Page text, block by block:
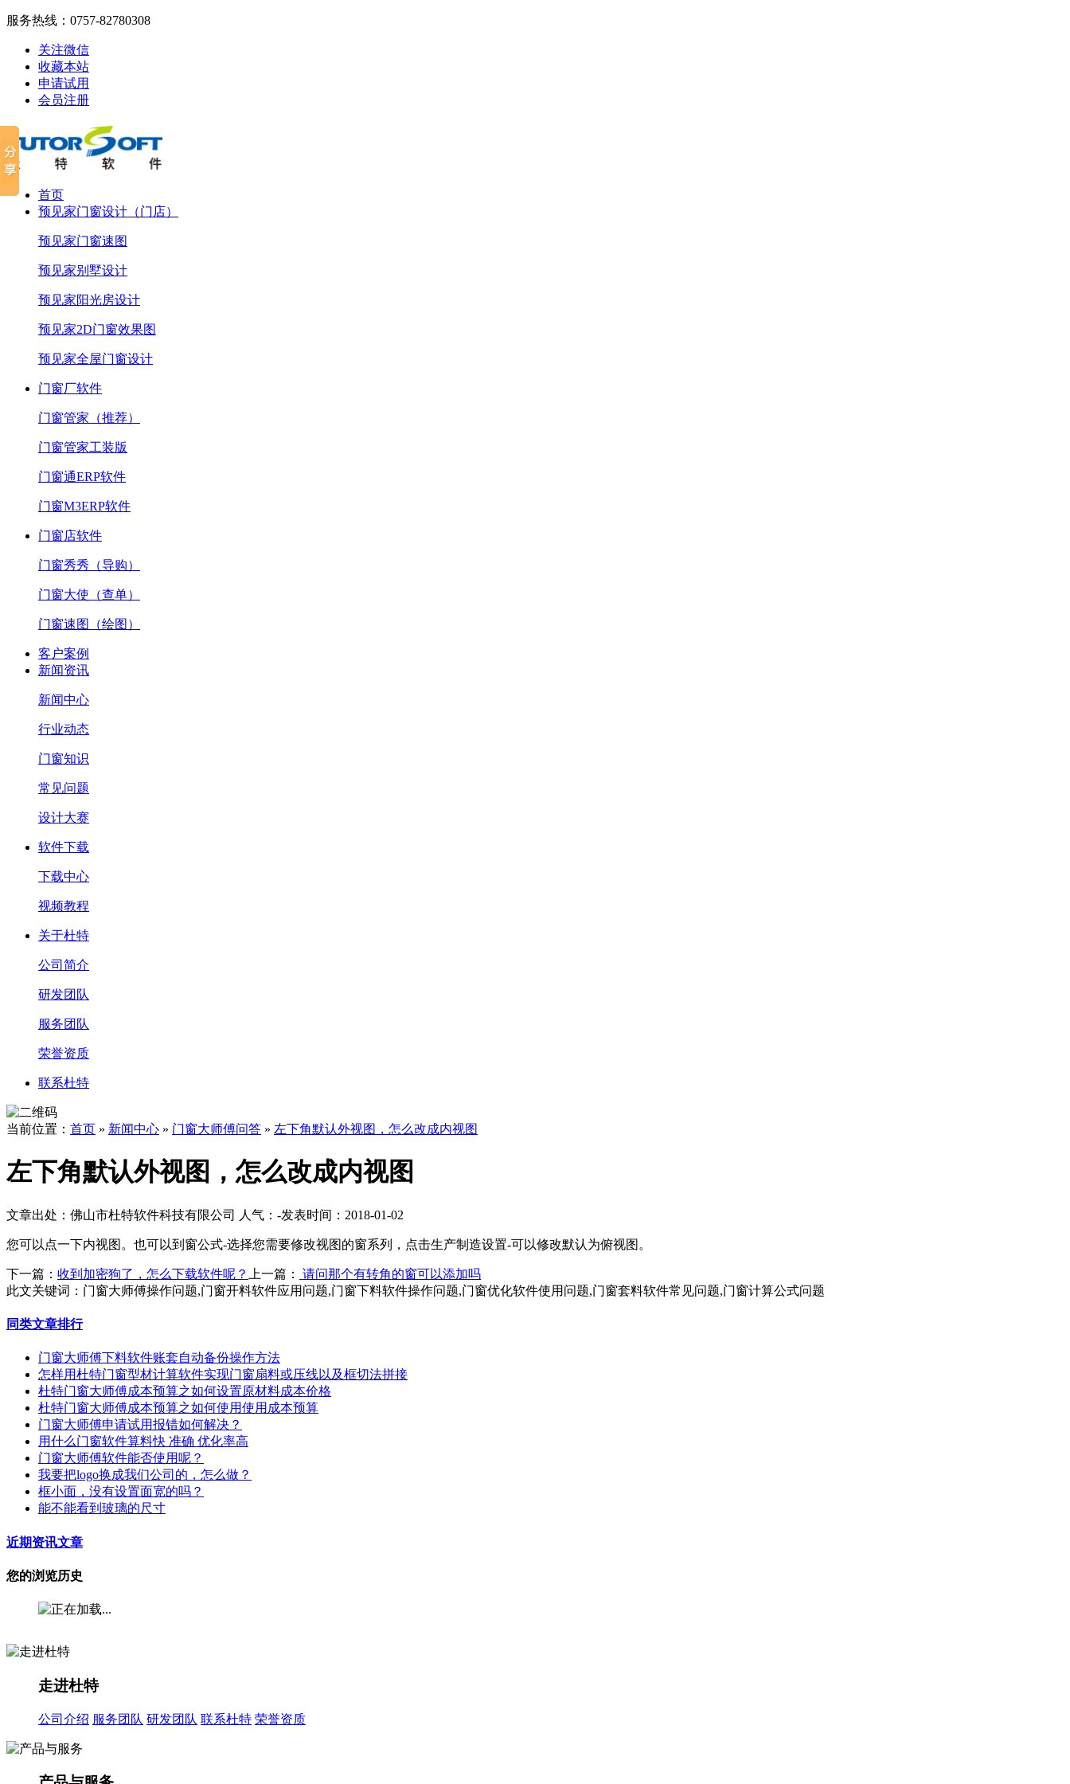
服务热线： 0757-82780308
关注微信
收藏本站
申请试用
会员注册
首页
预见家门窗设计（门店）
预见家门窗速图
预见家别墅设计
预见家阳光房设计
预见家2D门窗效果图
预见家全屋门窗设计
门窗厂软件
门窗管家（推荐）
门窗管家工装版
门窗通ERP软件
门窗M3ERP软件
门窗店软件
门窗秀秀（导购）
门窗大使（查单）
门窗速图（绘图）
客户案例
新闻资讯
新闻中心
行业动态
门窗知识
常见问题
设计大赛
软件下载
下载中心
视频教程
关于杜特
公司简介
研发团队
服务团队
荣誉资质
联系杜特
当前位置： 首页 » 新闻中心 » 门窗大师傅问答 » 左下角默认外视图，怎么改成内视图
左下角默认外视图，怎么改成内视图
文章出处：佛山市杜特软件科技有限公司 人气： -发表时间：2018-01-02
您可以点一下内视图。也可以到窗公式-选择您需要修改视图的窗系列，点击生产制造设置-可以修改默认为俯视图。
下一篇： 收到加密狗了，怎么下载软件呢？ 上一篇：
请问那个有转角的窗可以添加吗
此文关键词： 门窗大师傅操作问题,门窗开料软件应用问题,门窗下料软件操作问题,门窗优化软件使用问题,门窗套料软件常见问题,门窗计算公式问题
同类文章排行
门窗大师傅下料软件账套自动备份操作方法
怎样用杜特门窗型材计算软件实现门窗扇料或压线以及框切法拼接
杜特门窗大师傅成本预算之如何设置原材料成本价格
杜特门窗大师傅成本预算之如何使用使用成本预算
门窗大师傅申请试用报错如何解决？
用什么门窗软件算料快 准确 优化率高
门窗大师傅软件能否使用呢？
我要把logo换成我们公司的，怎么做？
框小面，没有设置面宽的吗？
能不能看到玻璃的尺寸
近期资讯文章
您的浏览历史
走进杜特
公司介绍 服务团队 研发团队 联系杜特 荣誉资质